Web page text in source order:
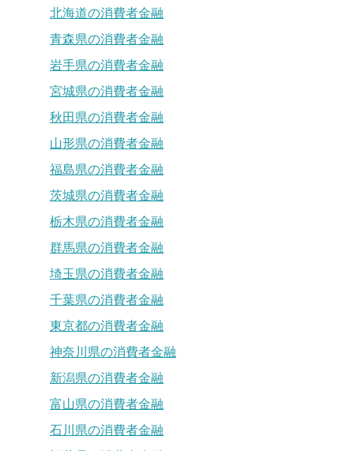
北海道の消費者金融
青森県の消費者金融
岩手県の消費者金融
宮城県の消費者金融
秋田県の消費者金融
山形県の消費者金融
福島県の消費者金融
茨城県の消費者金融
栃木県の消費者金融
群馬県の消費者金融
埼玉県の消費者金融
千葉県の消費者金融
東京都の消費者金融
神奈川県の消費者金融
新潟県の消費者金融
富山県の消費者金融
石川県の消費者金融